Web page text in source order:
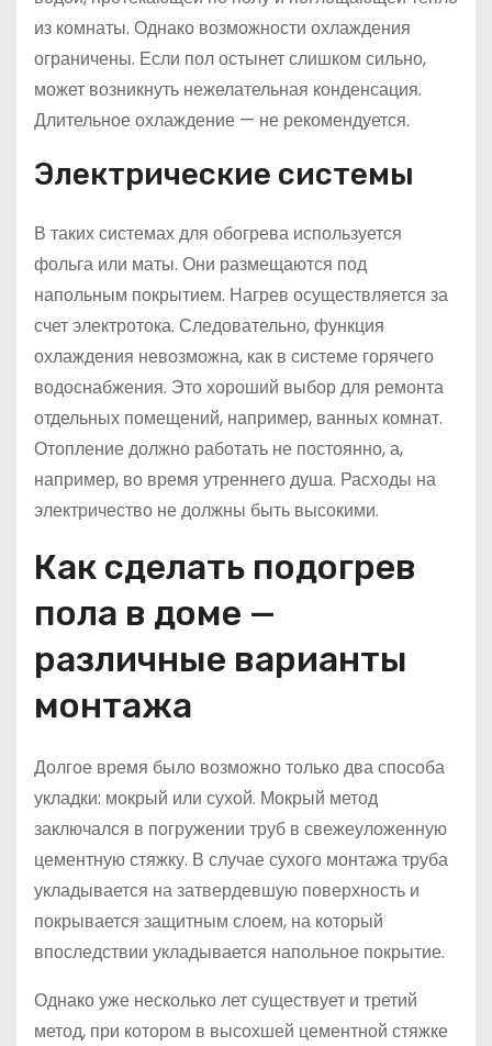
из комнаты. Однако возможности охлаждения
ограничены. Если пол остынет слишком сильно,
может возникнуть нежелательная конденсация.
Длительное охлаждение — не рекомендуется.
Электрические системы
В таких системах для обогрева используется
фольга или маты. Они размещаются под
напольным покрытием. Нагрев осуществляется за
счет электротока. Следовательно, функция
охлаждения невозможна, как в системе горячего
водоснабжения. Это хороший выбор для ремонта
отдельных помещений, например, ванных комнат.
Отопление должно работать не постоянно, а,
например, во время утреннего душа. Расходы на
электричество не должны быть высокими.
Как сделать подогрев
пола в доме —
различные варианты
монтажа
Долгое время было возможно только два способа
укладки: мокрый или сухой. Мокрый метод
заключался в погружении труб в свежеуложенную
цементную стяжку. В случае сухого монтажа труба
укладывается на затвердевшую поверхность и
покрывается защитным слоем, на который
впоследствии укладывается напольное покрытие.
Однако уже несколько лет существует и третий
метод, при котором в высохшей цементной стяжке